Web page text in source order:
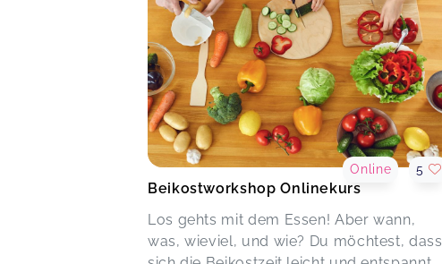
Beikostworkshop Onlinekurs
Los gehts mit dem Essen! Aber wann,
was, wieviel, und wie? Du möchtest, dass
Online 5